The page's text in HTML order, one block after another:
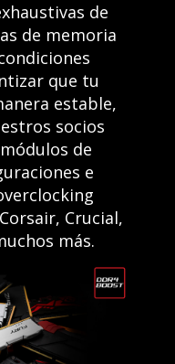
de
de memoria
que tu
estable,
socios
de
e
Crucial,
más.